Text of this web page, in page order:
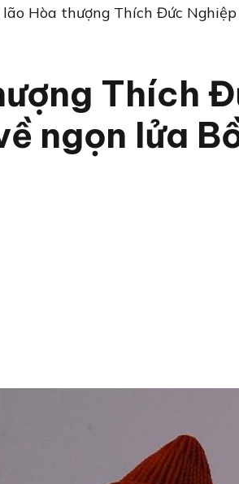
lão Hòa thượng Thích Đức
Thích
ngọn lửa